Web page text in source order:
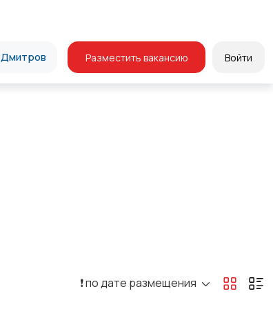
Дмитров Разместить вакансию Войти
❗️ по дате размещения